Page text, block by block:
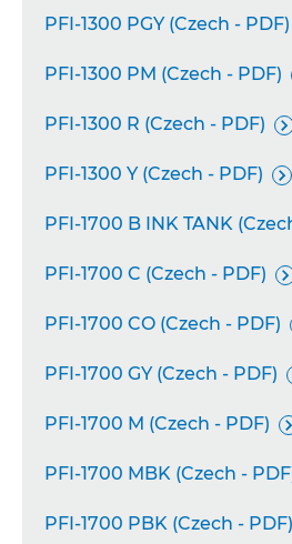
PFI-1300 PGY (Czech - PDF)
PFI-1300 PM (Czech - PDF)
PFI-1300 R (Czech - PDF) 
PFI-1300 Y (Czech - PDF) 
PFI-1700 B INK TANK
PFI-1700 C (Czech - PDF) 
PFI-1700 CO (Czech - PDF)
PFI-1700 GY (Czech - PDF)
PFI-1700 M (Czech - PDF) 
PFI-1700 MBK (Czech -
PFI-1700 PBK (Czech - PDF)